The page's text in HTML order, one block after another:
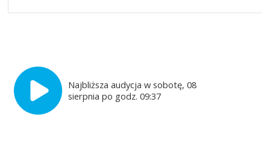
Najbliższa audycja w sobotę, 08
sierpnia po godz. 09:37